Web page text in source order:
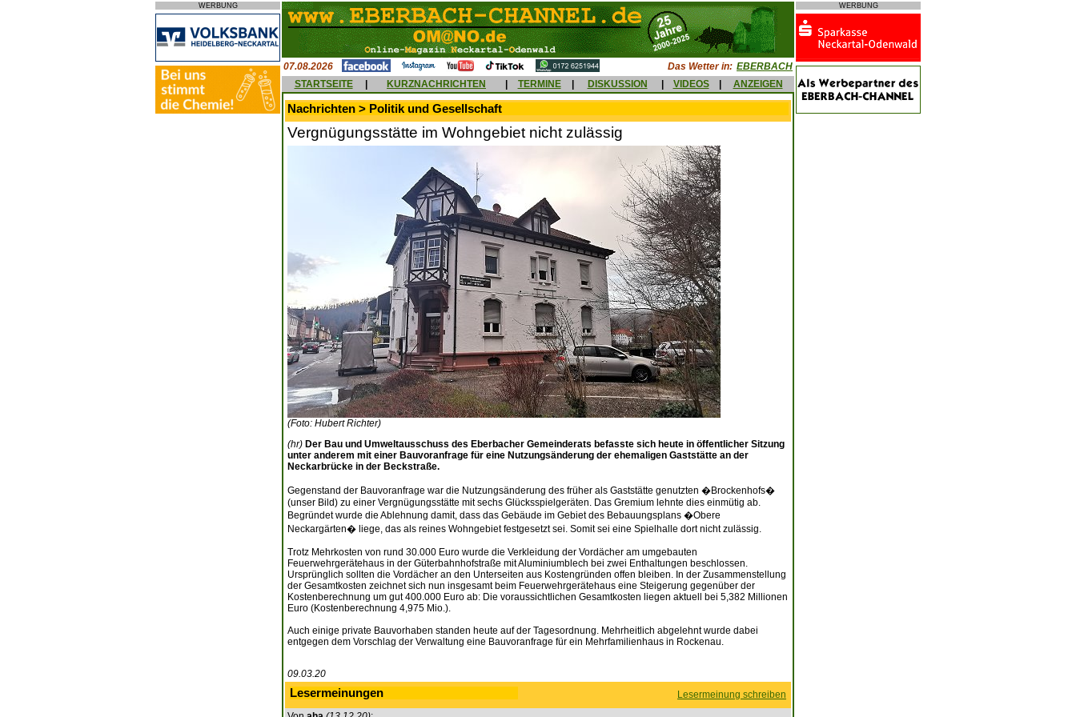
WERBUNG
07.08.2026 Das Wetter in: EBERBACH
STARTSEITE
KURZNACHRICHTEN TERMINE DISKUSSION VIDEOS ANZEIGEN
Nachrichten > Politik und Gesellschaft
Vergnügungsstätte im Wohngebiet nicht zulässig
(Foto: Hubert Richter)
(hr) Der Bau und Umweltausschuss des Eberbacher Gemeinderats befasste sich heute in öffentlicher Sitzung
unter anderem mit einer Bauvoranfrage für eine Nutzungsänderung der ehemaligen Gaststätte an der
Neckarbrücke in der Beckstraße.
Gegenstand der Bauvoranfrage war die Nutzungsänderung des früher als Gaststätte genutzten �Brockenhofs�
(unser Bild) zu einer Vergnügungsstätte mit sechs Glücksspielgeräten. Das Gremium lehnte dies einmütig ab.
Begründet wurde die Ablehnung damit, dass das Gebäude im Gebiet des Bebauungsplans �Obere
Neckargärten� liege, das als reines Wohngebiet festgesetzt sei. Somit sei eine Spielhalle dort nicht zulässig.
Trotz Mehrkosten von rund 30.000 Euro wurde die Verkleidung der Vordächer am umgebauten
Feuerwehrgerätehaus in der Güterbahnhofstraße mit Aluminiumblech bei zwei Enthaltungen beschlossen.
Ursprünglich sollten die Vordächer an den Unterseiten aus Kostengründen offen bleiben. In der Zusammenstellung
der Gesamtkosten zeichnet sich nun insgesamt beim Feuerwehrgerätehaus eine Steigerung gegenüber der
Kostenberechnung um gut 400.000 Euro ab: Die voraussichtlichen Gesamtkosten liegen aktuell bei 5,382 Millionen
Euro (Kostenberechnung 4,975 Mio.).
Auch einige private Bauvorhaben standen heute auf der Tagesordnung. Mehrheitlich abgelehnt wurde dabei
entgegen dem Vorschlag der Verwaltung eine Bauvoranfrage für ein Mehrfamilienhaus in Rockenau.
09.03.20
Lesermeinungen
Lesermeinung schreiben
WERBUNG